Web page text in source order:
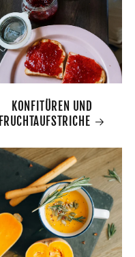
KONFITÜREN UND
FRUCHTAUFSTRICHE